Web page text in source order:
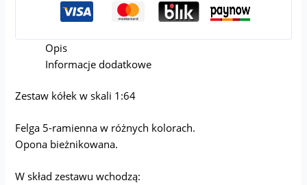
Opis
Informacje dodatkowe
Zestaw kółek w skali 1:64
Felga 5-ramienna w różnych kolorach.
Opona bieżnikowana.
W skład zestawu wchodzą: